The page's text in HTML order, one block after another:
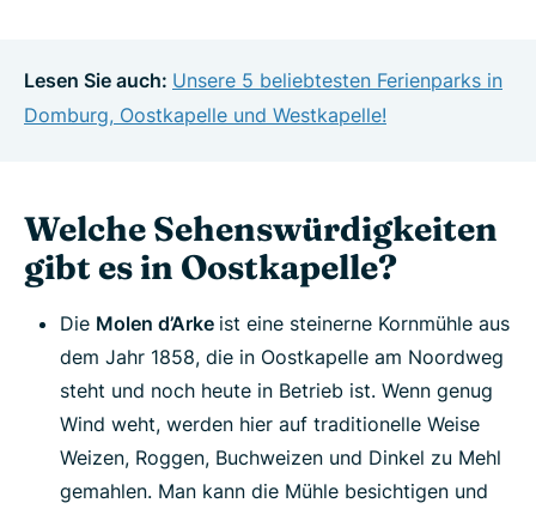
Lesen Sie auch: Unsere 5 beliebtesten Ferienparks in
Domburg, Oostkapelle und Westkapelle!
Welche Sehenswürdigkeiten
gibt es in Oostkapelle?
Die Molen d’Arke ist eine steinerne Kornmühle aus
dem Jahr 1858, die in Oostkapelle am Noordweg
steht und noch heute in Betrieb ist. Wenn genug
Wind weht, werden hier auf traditionelle Weise
Weizen, Roggen, Buchweizen und Dinkel zu Mehl
gemahlen. Man kann die Mühle besichtigen und